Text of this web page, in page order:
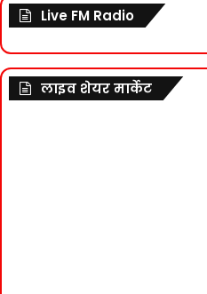
Live FM Radio
लाइव शेयर मार्केट